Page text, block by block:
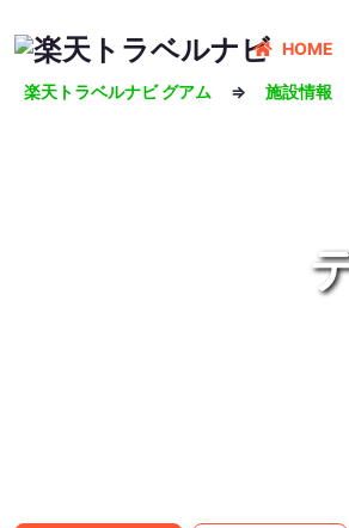
HOME
楽天トラベルナビ グアム ⇒ 施設情報